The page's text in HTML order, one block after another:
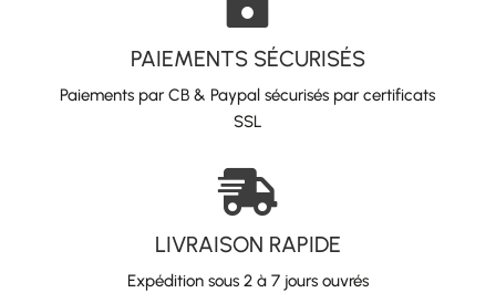
PAIEMENTS SÉCURISÉS
Paiements par CB & Paypal sécurisés par certificats
SSL

LIVRAISON RAPIDE
Expédition sous 2 à 7 jours ouvrés